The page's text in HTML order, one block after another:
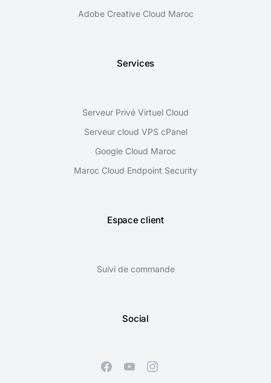
Adobe Creative Cloud Maroc
Services
Serveur Privé Virtuel Cloud
Serveur cloud VPS cPanel
Google Cloud Maroc
Maroc Cloud Endpoint Security
Espace client
Suivi de commande
Social